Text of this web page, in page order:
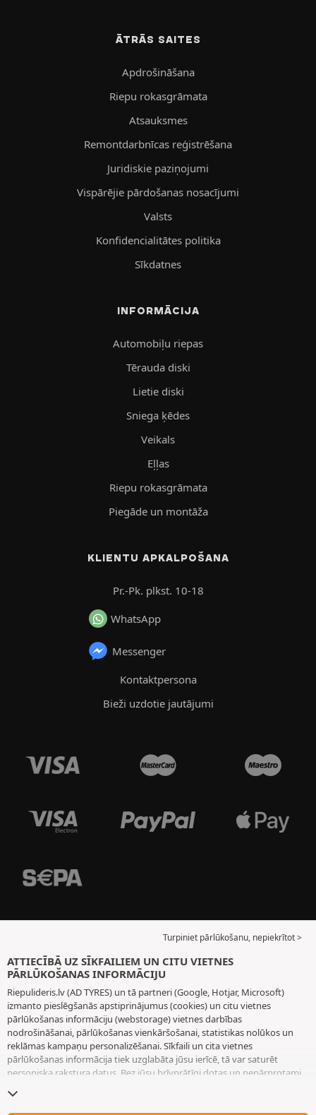
ĀTRĀS SAITES
Apdrošināšana
Riepu rokasgrāmata
Atsauksmes
Remontdarbnīcas reģistrēšana
Juridiskie paziņojumi
Vispārējie pārdošanas nosacījumi
Valsts
Konfidencialitātes politika
Sīkdatnes
INFORMĀCIJA
Automobiļu riepas
Tērauda diski
Lietie diski
Sniega ķēdes
Veikals
Eļļas
Riepu rokasgrāmata
Piegāde un montāža
KLIENTU APKALPOŠANA
Pr.-Pk. plkst. 10-18
WhatsApp
Messenger
Kontaktpersona
Bieži uzdotie jautājumi
Turpiniet pārlūkošanu, nepiekrītot >
ATTIECĪBĀ UZ SĪKFAILIEM UN CITU VIETNES
PĀRLŪKOŠANAS INFORMĀCIJU
Riepulideris.lv (AD TYRES) un tā partneri (Google, Hotjar, Microsoft)
izmanto pieslēgšanās apstiprinājumus (cookies) un citu vietnes
pārlūkošanas informāciju (webstorage) vietnes darbības
nodrošināšanai, pārlūkošanas vienkāršošanai, statistikas nolūkos un
reklāmas kampaņu personalizēšanai. Sīkfaili un cita vietnes
pārlūkošanas informācija tiek uzglabāta jūsu ierīcē, tā var saturēt
personiska rakstura datus. Bez jūsu brīvprātīgi dotas un nepārprotami
pārlūkošanas informāciju, izņemot to, kas nepieciešama vietnes